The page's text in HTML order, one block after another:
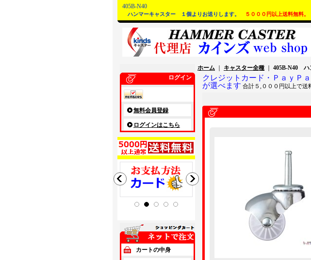
405B-N40
ハンマーキャスター １個よりお送りします。 ５０００円以上送料無料。
ログイン
無料会員登録
ログインはこちら
カートの中身
ホーム キャスター全種 405B-N40 ハ
クレジットカード・ＰａｙＰ
が選べます 合計５,０００円以上で送